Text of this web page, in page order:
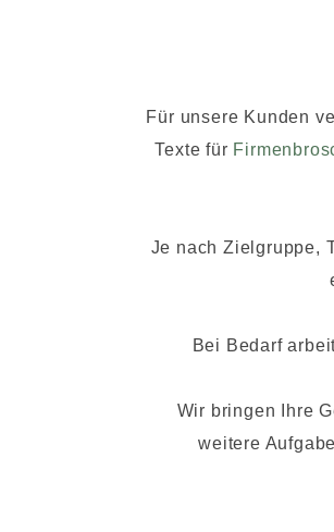
Für unsere Kunden
Texte für
Je nach Zielgruppe,
Bei Bedarf
Wir bringen Ihre
weitere